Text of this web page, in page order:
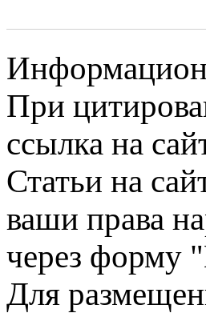
При
ссылка на
Статьи на
ваши права
через форму
Для